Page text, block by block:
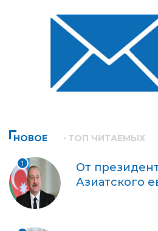
НОВОЕ ТОП ЧИТАЕМЫХ
1
От
Азиатского